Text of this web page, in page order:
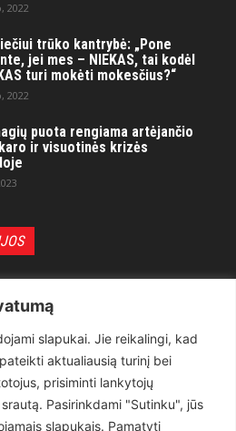
slapukai. Jie reikalingi, kad
aktualiausią turinį bei
prisiminti lankytojų
Pasirinkdami "Sutinku", jūs
slapukais. Pamatyti
2022
trūko kantrybė: „Pone
jei mes – NIEKAS, tai kodėl
turi mokėti mokesčius?“
2022
puota rengiama artėjančio
ir visuotinės krizės
1497
619